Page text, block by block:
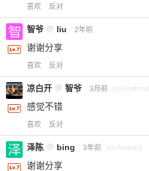
喜欢 反对
智爷 @ liu 2年前
谢谢分享
喜欢 反对
凉白开 @ 智爷 3月前 via Android
感觉不错
喜欢 反对
泽陈 @ bing 3年前 via Android
谢谢分享